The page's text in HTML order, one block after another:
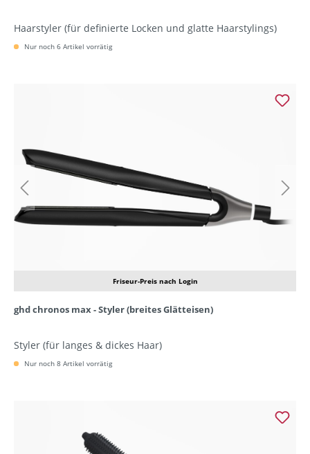
Haarstyler (für definierte Locken und glatte Haarstylings)
Nur noch 6 Artikel vorrätig
Friseur-Preis nach Login
ghd chronos max - Styler (breites Glätteisen)
Styler (für langes & dickes Haar)
Nur noch 8 Artikel vorrätig